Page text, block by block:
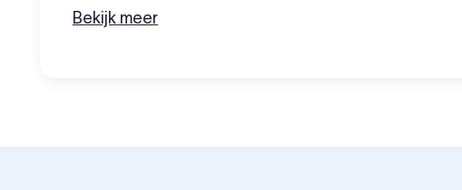
Bekijk meer